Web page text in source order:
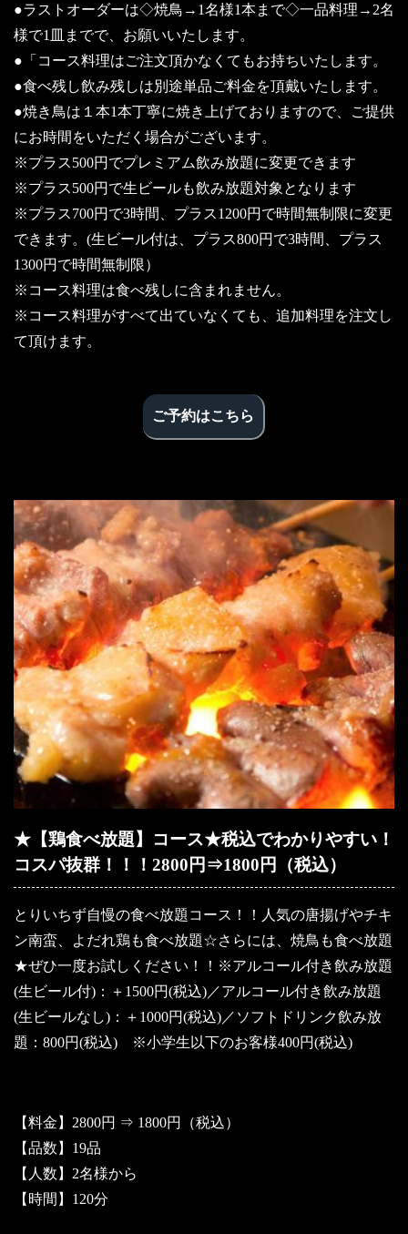
●ラストオーダーは◇焼鳥→1名様1本まで◇一品料理→2名
様で1皿までで、お願いいたします。
●「コース料理はご注文頂かなくてもお持ちいたします。
●食べ残し飲み残しは別途単品ご料金を頂戴いたします。
●焼き鳥は１本1本丁寧に焼き上げておりますので、ご提供
にお時間をいただく場合がございます。
※プラス500円でプレミアム飲み放題に変更できます
※プラス500円で生ビールも飲み放題対象となります
※プラス700円で3時間、プラス1200円で時間無制限に変更
できます。(生ビール付は、プラス800円で3時間、プラス
1300円で時間無制限）
※コース料理は食べ残しに含まれません。
※コース料理がすべて出ていなくても、追加料理を注文し
て頂けます。
ご予約はこちら
★【鶏食べ放題】コース★税込でわかりやすい！
コスパ抜群！！！2800円⇒1800円（税込）
とりいちず自慢の食べ放題コース！！人気の唐揚げやチキ
ン南蛮、よだれ鶏も食べ放題☆さらには、焼鳥も食べ放題
★ぜひ一度お試しください！！※アルコール付き飲み放題
(生ビール付)：＋1500円(税込)／アルコール付き飲み放題
(生ビールなし)：＋1000円(税込)／ソフトドリンク飲み放
題：800円(税込) ※小学生以下のお客様400円(税込)
【料金】2800円 ⇒ 1800円（税込）
【品数】19品
【人数】2名様から
【時間】120分